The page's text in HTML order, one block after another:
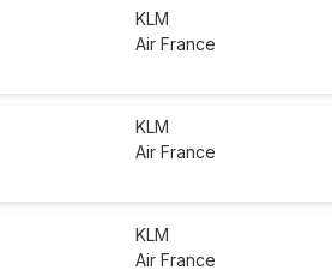
KLM
Air France
KLM
Air France
KLM
Air France